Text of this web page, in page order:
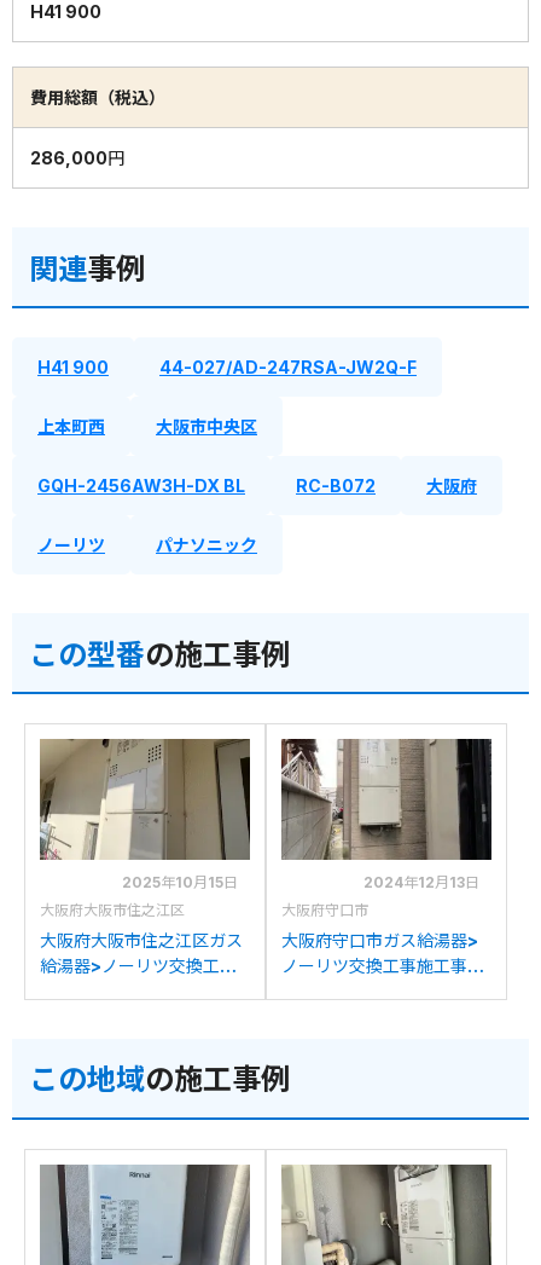
H41 900
費用総額（税込）
286,000円
関連事例
H41 900 44-027/AD-247RSA-JW2Q-F
上本町西 大阪市中央区
GQH-2456AW3H-DX BL RC-B072 大阪府
ノーリツ パナソニック
この型番の施工事例
2025年10月15日
大阪府大阪市住之江区
大阪府大阪市住之江区ガス
給湯器>ノーリツ交換工事
への交換
2024年12月13日
大阪府守口市
大阪府守口市ガス給湯器>
ノーリツ交換工事施工事
換
この地域の施工事例